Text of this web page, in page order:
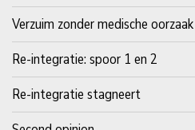
Verzuim zonder medische oorzaak
Re-integratie: spoor 1 en 2
Re-integratie stagneert